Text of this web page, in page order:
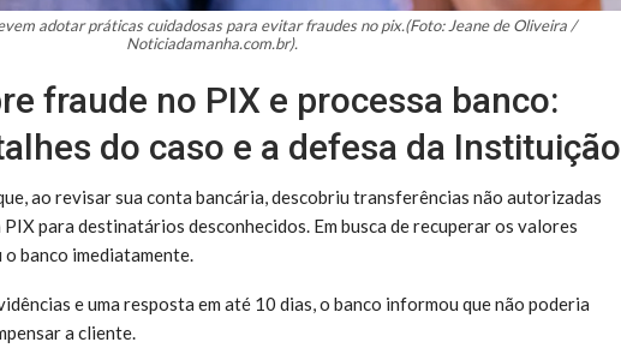
adotar práticas cuidadosas para evitar fraudes no pix.(Foto: Jeane de Oliveira /
Noticiadamanha.com.br).
fraude no PIX e processa banco:
do caso e a defesa da Instituição
ao revisar sua conta bancária, descobriu transferências não autorizadas
para destinatários desconhecidos. Em busca de recuperar os valores
banco imediatamente.
e uma resposta em até 10 dias, o banco informou que não poderia
a cliente.